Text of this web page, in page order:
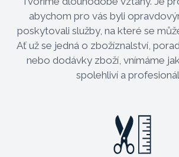
abychom pro vás byli
poskytovali služby, na které se
Ať už se jedná o zbožíznalství,
nebo dodávky zboží, vnímáme
spolehliví a